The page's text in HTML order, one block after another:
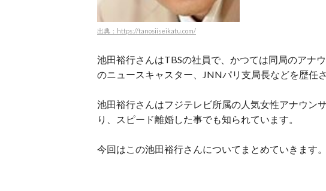
出典：https://tanosiiseikatu.com/
池田裕行さんはTBSの社員で、かつては同局のアナ
のニュースキャスター、JNNパリ支局長などを歴任
池田裕行さんはフジテレビ所属の人気女性アナウン
り、スピード離婚した事でも知られています。
今回はこの池田裕行さんについてまとめていきます。